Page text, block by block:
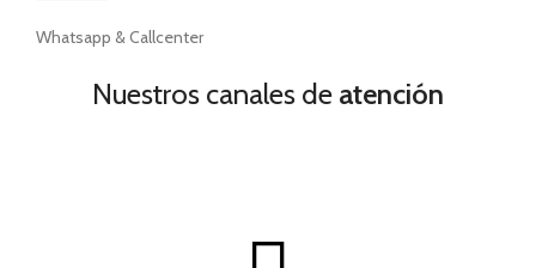
Whatsapp & Callcenter
Nuestros canales de atención